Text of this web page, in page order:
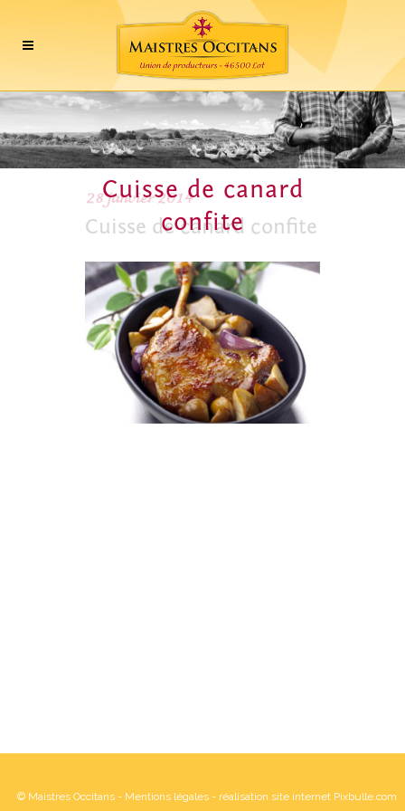
Cuisse de canard
confite
28 janvier 2014
Cuisse de canard confite
© Maistres Occitans - Mentions légales - réalisation site internet Pixbulle.com